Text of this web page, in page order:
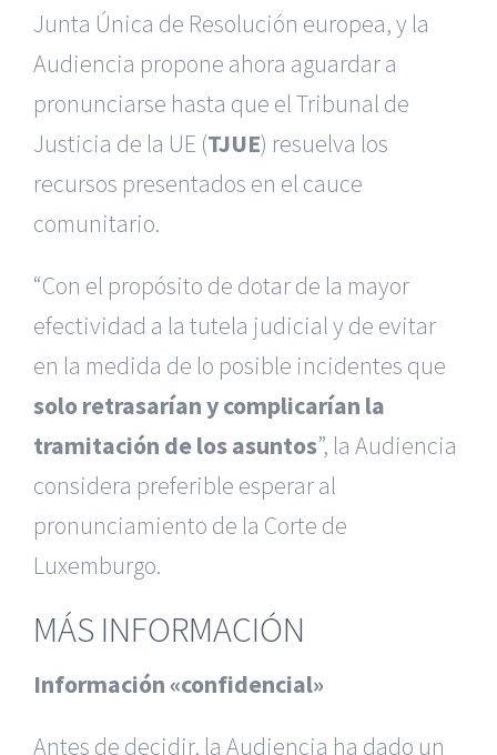
Junta Única de Resolución europea, y la
Audiencia propone ahora aguardar a
pronunciarse hasta que el Tribunal de
Justicia de la UE (TJUE) resuelva los
recursos presentados en el cauce
comunitario.
“Con el propósito de dotar de la mayor
efectividad a la tutela judicial y de evitar
en la medida de lo posible incidentes que
solo retrasarían y complicarían la
tramitación de los asuntos”, la Audiencia
considera preferible esperar al
pronunciamiento de la Corte de
Luxemburgo.
MÁS INFORMACIÓN
Información «confidencial»
Antes de decidir, la Audiencia ha dado un